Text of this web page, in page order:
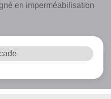
en imperméabilisation